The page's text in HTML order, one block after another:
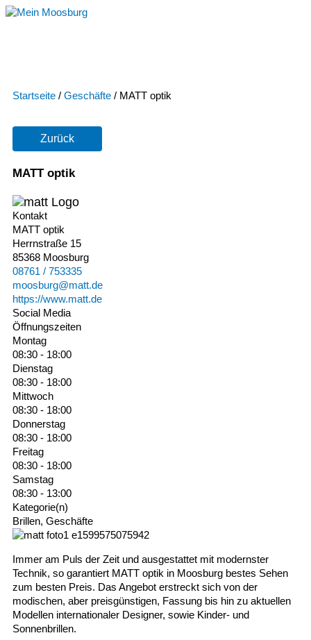
Zum
Inhalt
Startseite / Geschäfte / MATT optik
MATT optik
Zurück
Kontakt
MATT optik
Herrnstraße 15
85368 Moosburg
08761 / 753335
moosburg@matt.de
https://www.matt.de
Social Media
Öffnungszeiten
Montag
08:30 - 18:00
Dienstag
08:30 - 18:00
Mittwoch
08:30 - 18:00
Donnerstag
08:30 - 18:00
Freitag
08:30 - 18:00
Samstag
08:30 - 13:00
Kategorie(n)
Brillen, Geschäfte
Immer am Puls der Zeit und ausgestattet mit modernster
Technik, so garantiert MATT optik in Moosburg bestes Sehen
zum besten Preis. Das Angebot erstreckt sich von der
modischen, aber preisgünstigen, Fassung bis hin zu aktuellen
Modellen internationaler Designer, sowie Kinder- und
Sonnenbrillen.